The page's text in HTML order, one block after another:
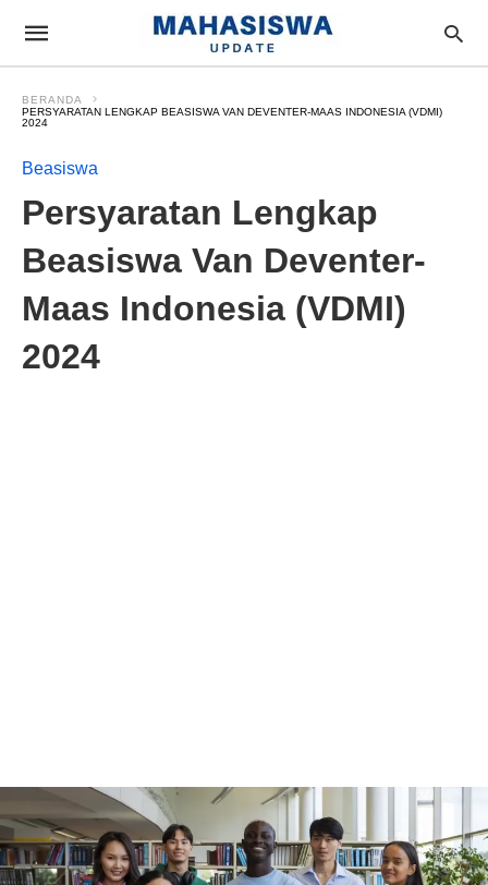
BERANDA
PERSYARATAN LENGKAP BEASISWA VAN DEVENTER-MAAS INDONESIA (VDMI)
2024
Beasiswa
Persyaratan Lengkap
Beasiswa Van Deventer-
Maas Indonesia (VDMI)
2024